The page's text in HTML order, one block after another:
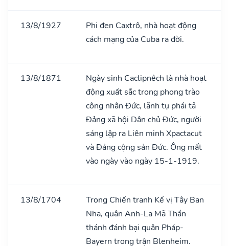
13/8/1927
Phi đen Caxtrô, nhà hoạt động
cách mạng của Cuba ra đời.
13/8/1871
Ngày sinh Caclipnêch là nhà hoạt
động xuất sắc trong phong trào
công nhân Đức, lãnh tụ phái tả
Đảng xã hội Dân chủ Đức, người
sáng lập ra Liên minh Xpactacut
và Đảng cộng sản Đức. Ông mất
vào ngày vào ngày 15-1-1919.
13/8/1704
Trong Chiến tranh Kế vị Tây Ban
Nha, quân Anh-La Mã Thần
thánh đánh bại quân Pháp-
Bayern trong trận Blenheim.